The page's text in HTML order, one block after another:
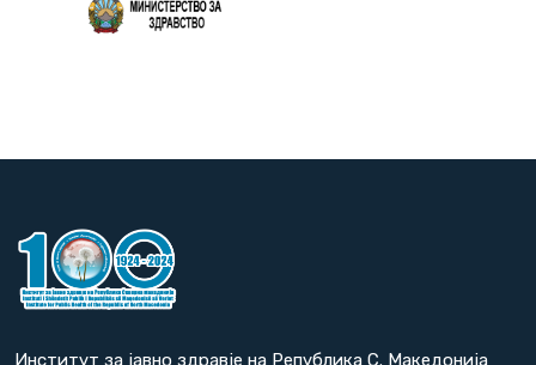
Институт за јавно здравје на Република С. Македонија